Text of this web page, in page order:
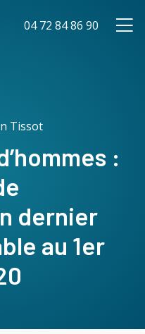
04 72 84 86 90
Tissot
:
dernier
au 1er